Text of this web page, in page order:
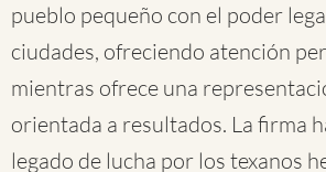
pueblo pequeño con el poder
ciudades, ofreciendo atención
mientras ofrece una
orientada a resultados. La firma
legado de lucha por los texanos